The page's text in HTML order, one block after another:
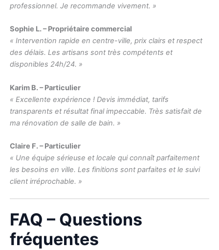
professionnel. Je recommande vivement. »
Sophie L. – Propriétaire commercial
« Intervention rapide en centre-ville, prix clairs et respect
des délais. Les artisans sont très compétents et
disponibles 24h/24. »
Karim B. – Particulier
« Excellente expérience ! Devis immédiat, tarifs
transparents et résultat final impeccable. Très satisfait de
ma rénovation de salle de bain. »
Claire F. – Particulier
« Une équipe sérieuse et locale qui connaît parfaitement
les besoins en ville. Les finitions sont parfaites et le suivi
client irréprochable. »
FAQ – Questions
fréquentes